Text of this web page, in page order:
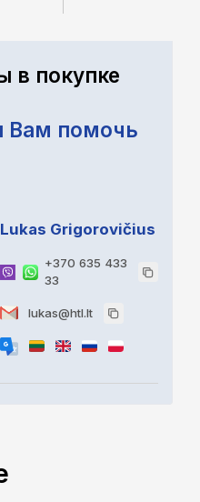
в покупке
Вам помочь
Lukas Grigorovičius
+370 635 433
33
lukas@htl.lt